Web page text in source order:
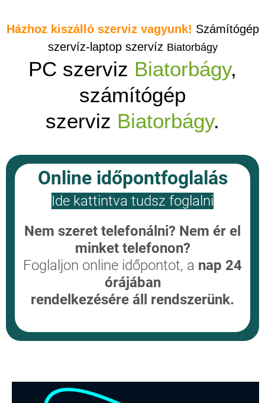
Házhoz kiszálló szerviz vagyunk! Számítógép
szervíz-laptop szervíz Biatorbágy
PC szerviz Biatorbágy,
számítógép
szerviz Biatorbágy.
Online időpontfoglalás
Ide kattintva tudsz foglalni
Nem szeret telefonálni? Nem ér el
minket telefonon?
Foglaljon online időpontot, a nap 24
órájában
rendelkezésére áll rendszerünk.